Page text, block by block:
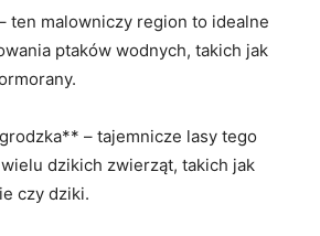
ten malowniczy region to idealne
ptaków wodnych, takich jak
– tajemnicze lasy tego
dzikich zwierząt, takich jak
czy dziki.